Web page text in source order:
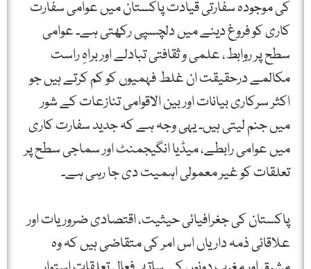
کی موجودہ سفارتی قیادت پاکستان میں عوامی سفارت
کاری کو فروغ دینے میں دلچسپی رکھتی ہے۔ عوامی
سطح پر روابط، علمی و ثقافتی تبادلے اور براہِ راست
مکالمے درحقیقت ان غلط فہمیوں کو کم کرتے ہیں جو
اکثر سرکاری بیانات اور بین الاقوامی تنازعات کے شور
میں جنم لیتی ہیں۔ یہی وجہ ہے کہ جدید سفارت کاری
میں عوامی رابطے، میڈیا انگیجمنٹ اور سماجی سطح پر
تعلقات کو غیر معمولی اہمیت دی جا رہی ہے۔
پاکستان کی جغرافیائی حیثیت، اقتصادی ضروریات اور
علاقائی ذمہ داریاں اس امر کی متقاضی ہیں کہ وہ